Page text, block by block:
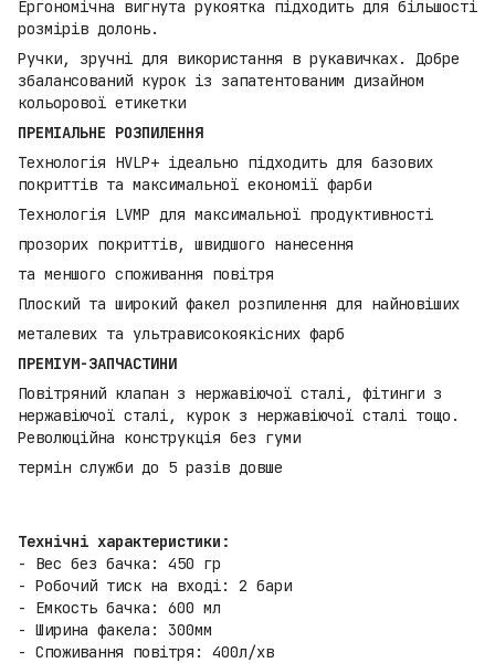
Ергономічна вигнута рукоятка підходить для більшості
розмірів долонь.
Ручки, зручні для використання в рукавичках. Добре
збалансований курок із запатентованим дизайном
кольорової етикетки
ПРЕМІАЛЬНЕ РОЗПИЛЕННЯ
Технологія HVLP+ ідеально підходить для базових
покриттів та максимальної економії фарби
Технологія LVMP для максимальної продуктивності
прозорих покриттів, швидшого нанесення
та меншого споживання повітря
Плоский та широкий факел розпилення для найновіших
металевих та ультрависокоякісних фарб
ПРЕМІУМ-ЗАПЧАСТИНИ
Повітряний клапан з нержавіючої сталі, фітинги з
нержавіючої сталі, курок з нержавіючої сталі тощо.
Революційна конструкція без гуми
термін служби до 5 разів довше
Технічні характеристики:
- Вес без бачка: 450 гр
- Робочий тиск на вході: 2 бари
- Емкость бачка: 600 мл
- Ширина факела: 300мм
- Споживання повітря: 400л/хв